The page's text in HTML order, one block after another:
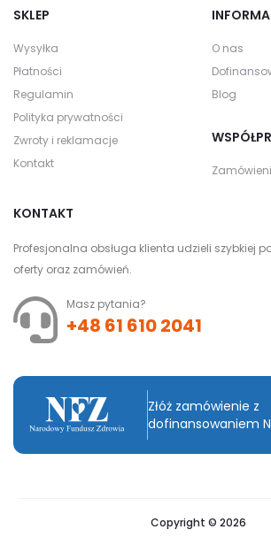
SKLEP
Wysyłka
Płatności
Regulamin
Polityka prywatności
Zwroty i reklamacje
Kontakt
O nas
Blog
KONTAKT
Profesjonalna obsługa klienta udzieli szybkiej
oferty oraz zamówień.
Masz pytania?
+48 61 610 2041
Złóż zamówienie z
dofinansowaniem
Copyright © 2026